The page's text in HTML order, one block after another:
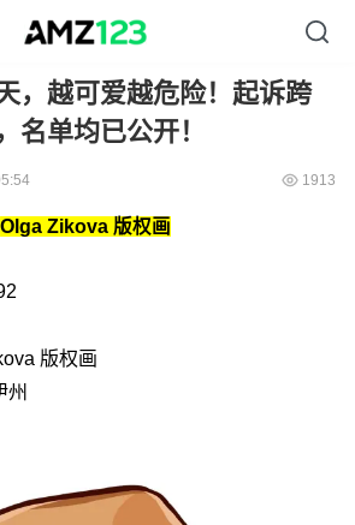
，越可爱越危险！起诉跨
名单均已公开！
1913
Olga Zikova 版权画
版权画
州